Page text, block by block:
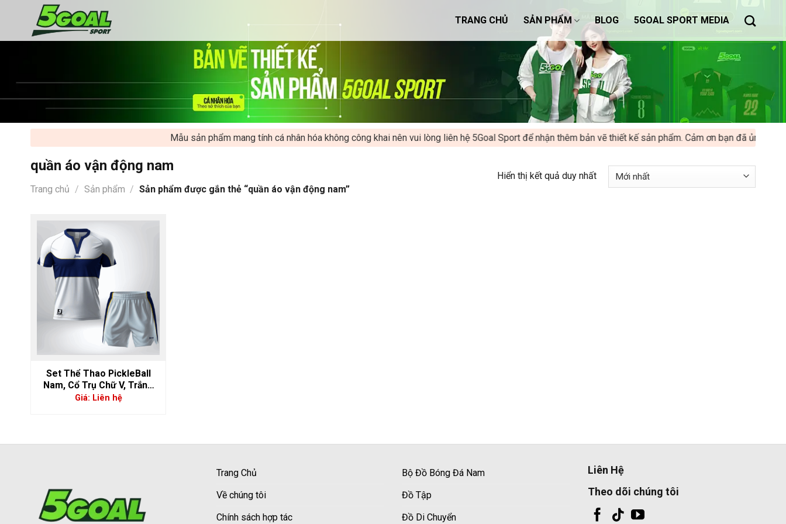
TRANG CHỦ SẢN PHẨM BLOG 5GOAL SPORT MEDIA
Mẫu sản phẩm mang tính cá nhân hóa không công khai nên vui lòng liên hệ 5Goal Sport để nhận thêm bản vẽ thiết kế sản phẩm. Cảm ơn bạn đã ủng hộ
quần áo vận động nam
Trang chủ / Sản phẩm / Sản phẩm được gắn thẻ “quần áo vận động nam”
Hiển thị kết quả duy nhất
Set Thể Thao PickleBall
Nam, Cổ Trụ Chữ V, Trắng
Kết Hợp Xanh Navy – Nổi Bật
Giá: Liên hệ
Trang Chủ
Về chúng tôi
Chính sách hợp tác
Bộ Đồ Bóng Đá Nam
Đồ Tập
Đồ Di Chuyển
Liên Hệ
Theo dõi chúng tôi